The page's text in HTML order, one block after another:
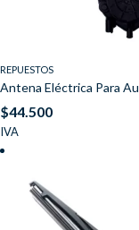
REPUESTOS
Antena Eléctrica Para
$44.500
IVA